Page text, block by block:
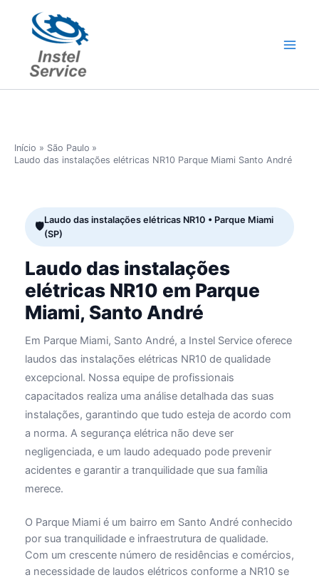
conteúdo
Início
São Paulo
Laudo das instalações elétricas NR10 Parque Miami Santo André
Laudo das instalações elétricas NR10 • Parque Miami
(SP)
Laudo das instalações
elétricas NR10 em Parque
Miami, Santo André
Em Parque Miami, Santo André, a Instel Service oferece
laudos das instalações elétricas NR10 de qualidade
excepcional. Nossa equipe de profissionais
capacitados realiza uma análise detalhada das suas
instalações, garantindo que tudo esteja de acordo com
a norma. A segurança elétrica não deve ser
negligenciada, e um laudo adequado pode prevenir
acidentes e garantir a tranquilidade que sua família
merece.
O Parque Miami é um bairro em Santo André conhecido
por sua tranquilidade e infraestrutura de qualidade.
Com um crescente número de residências e comércios,
a necessidade de laudos elétricos conforme a NR10 se